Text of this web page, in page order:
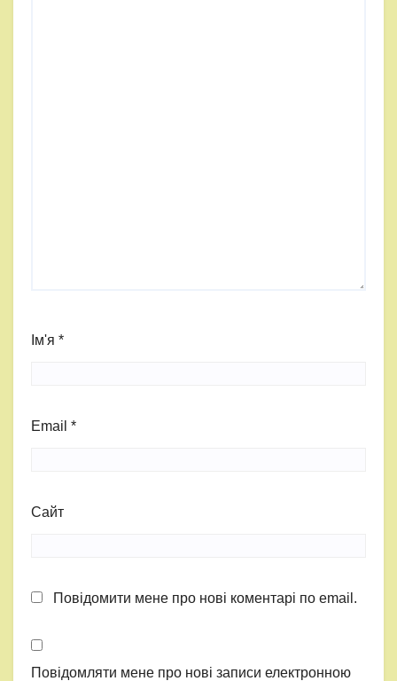
Ім'я *
Email *
Сайт
Повідомити мене про нові коментарі по email.
Повідомляти мене про нові записи електронною